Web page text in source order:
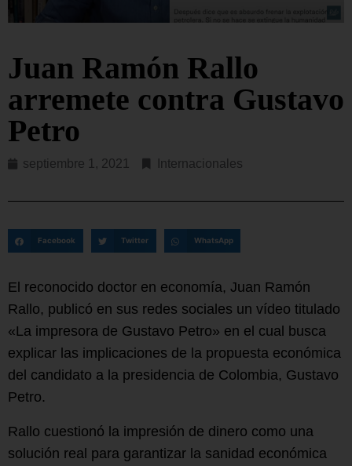
Juan Ramón Rallo
arremete contra Gustavo
Petro
septiembre 1, 2021 Internacionales
Facebook Twitter WhatsApp
El reconocido doctor en economía, Juan Ramón
Rallo, publicó en sus redes sociales un vídeo titulado
«La impresora de Gustavo Petro» en el cual busca
explicar las implicaciones de la propuesta económica
del candidato a la presidencia de Colombia, Gustavo
Petro.
Rallo cuestionó la impresión de dinero como una
solución real para garantizar la sanidad económica